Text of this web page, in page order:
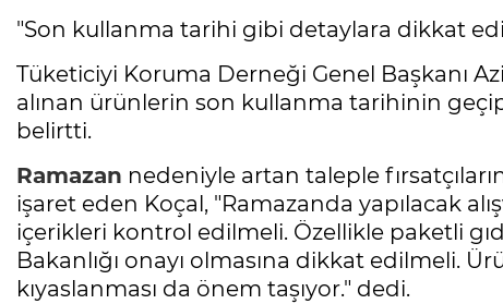
"Son kullanma tarihi gibi detaylara dikkat
Tüketiciyi Koruma Derneği Genel Başkanı
alınan ürünlerin son kullanma tarihinin
belirtti.
Ramazan nedeniyle artan taleple
işaret eden Koçal, "Ramazanda yapılacak
içerikleri kontrol edilmeli. Özellikle paketli
Bakanlığı onayı olmasına dikkat edilmeli.
kıyaslanması da önem taşıyor." dedi.